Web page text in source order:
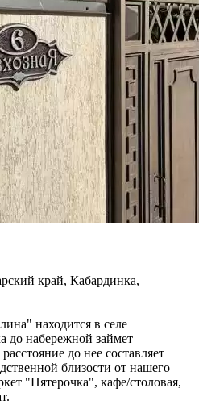
край, Кабардинка,
находится в селе
до набережной займет
до нее составляет
близости от нашего
"Пятерочка", кафе/столовая,